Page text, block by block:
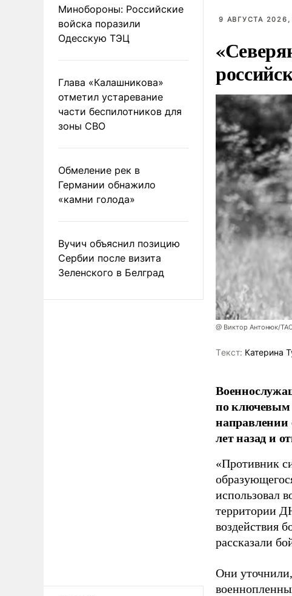
Минобороны: Российские
войска поразили
Одесскую ТЭЦ
Глава «Калашникова»
отметил устаревание
части беспилотников для
зоны СВО
Обмеление рек в
Германии обнажило
«камни голода»
Вучич объяснил позицию
Сербии после визита
Зеленского в Белград
9 АВГУСТА 2026,
@ Виктор Антонюк/
Tекст: Катерина
по ключевым
направлении
лет назад и
«Противник
использовал
территории
воздействия
рассказали
Они